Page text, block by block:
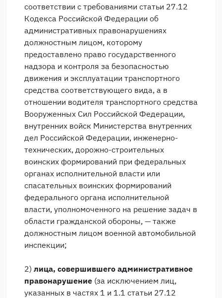
соответствии с требованиями статьи 27.12
Кодекса Российской Федерации об
административных правонарушениях
должностным лицом, которому
предоставлено право государственного
надзора и контроля за безопасностью
движения и эксплуатации транспортного
средства соответствующего вида, а в
отношении водителя транспортного средства
Вооруженных Сил Российской Федерации,
внутренних войск Министерства внутренних
дел Российской Федерации, инженерно-
технических, дорожно-строительных
воинских формирований при федеральных
органах исполнительной власти или
спасательных воинских формирований
федерального органа исполнительной
власти, уполномоченного на решение задач в
области гражданской обороны, — также
должностным лицом военной автомобильной
инспекции;
2) лица, совершившего административное
правонарушение (за исключением лиц,
указанных в частях 1 и 1.1 статьи 27.12